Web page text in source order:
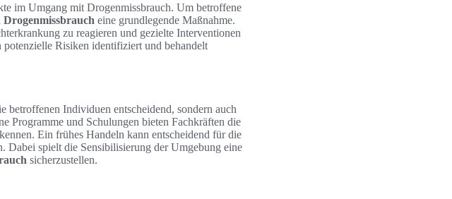
im Umgang mit Drogenmissbrauch. Um betroffene
eine grundlegende Maßnahme.
zu reagieren und gezielte Interventionen
Risiken identifiziert und behandelt
betroffenen Individuen entscheidend, sondern auch
Programme und Schulungen bieten Fachkräften die
Ein frühes Handeln kann entscheidend für die
Dabei spielt die Sensibilisierung der Umgebung eine
sicherzustellen.